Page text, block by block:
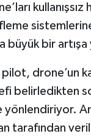
büyük bir artışa
drone’un
belirledikten
tarafından